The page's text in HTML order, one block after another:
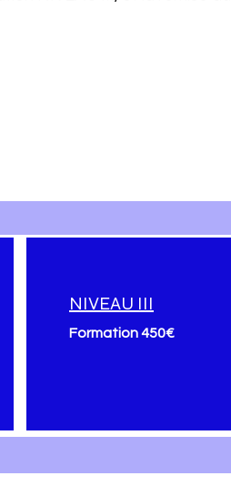
NIVEAU III
Formation 450€